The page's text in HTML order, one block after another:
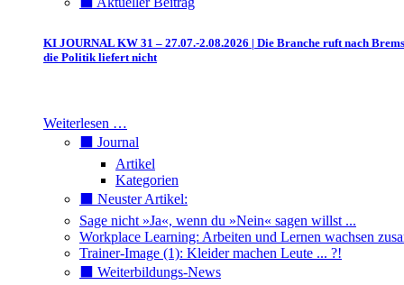
KI JOURNAL KW 31 – 27.07.-2.08.2026 | Die Branche ruft nach
die Politik liefert nicht
Weiterlesen …
⬛️ Journal
Artikel
Kategorien
⬛️ Neuster Artikel:
Sage nicht »Ja«, wenn du »Nein« sagen willst ...
Workplace Learning: Arbeiten und Lernen wachsen
Trainer-Image (1): Kleider machen Leute ... ?!
⬛️ Weiterbildungs-News